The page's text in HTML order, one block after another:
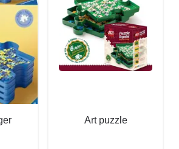
Art puzzle